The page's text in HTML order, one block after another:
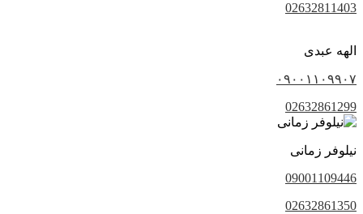
02632811403
الهه عبدی
۰۹۰۰۱۱۰۹۹۰۷
02632861299
نیلوفر زمانی
09001109446
02632861350